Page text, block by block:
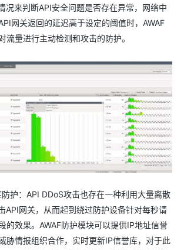
况来判断API安全问题是否存在异常，网络中
网关返回的延迟高于设定的阈值时，AWAF
流量进行主动检测和攻击的防护。
：API DDoS攻击也存在一种利用大量离散
API网关，从而起到绕过防护设备针对每秒请
的效果。AWAF防护模块可以提供IP地址信誉
胁情报组织合作，实时更新IP信誉库，对于此